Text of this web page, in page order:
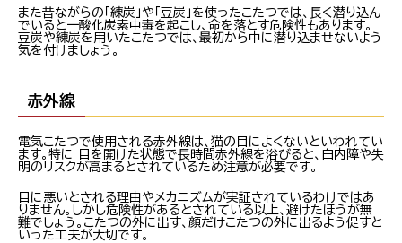
また昔ながらの「練炭」や「豆炭」を使ったこたつでは、長く潜り込ん
でいると一酸化炭素中毒を起こし、命を落とす危険性もあります。
豆炭や練炭を用いたこたつでは、最初から中に潜り込ませないよう
気を付けましょう。
赤外線
電気こたつで使用される赤外線は、猫の目によくないといわれてい
ます。特に 目を開けた状態で長時間赤外線を浴びると、白内障や失
明のリスクが高まるとされているため注意が必要です。
目に悪いとされる理由やメカニズムが実証されているわけではあ
りません。しかし危険性があるとされている以上、避けたほうが無
難でしょう。こたつの外に出す、顔だけこたつの外に出るよう促すと
いった工夫が大切です。